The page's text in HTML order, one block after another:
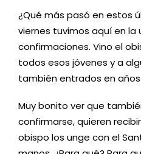
¿Qué más pasó en estos
viernes tuvimos aquí en la
confirmaciones. Vino el
todos esos jóvenes y a
también entrados en años.
Muy bonito ver que
confirmarse, quieren
obispo los unge con el